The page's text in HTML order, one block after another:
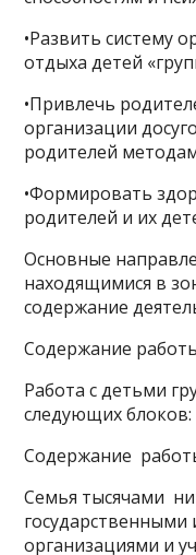
•Развить систему
отдыха детей
•Привлечь
организации
родителей
•Формировать
родителей и их
Основные
находящимися в
содержание
Содержание
Работа с детьми
следующих блоков:
Содержание
Семья тысячами
организациями и